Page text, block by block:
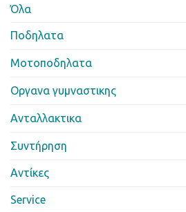
Όλα
Ποδηλατα
Μοτοποδηλατα
Οργανα γυμναστικης
Ανταλλακτικα
Συντήρηση
Αντίκες
Service